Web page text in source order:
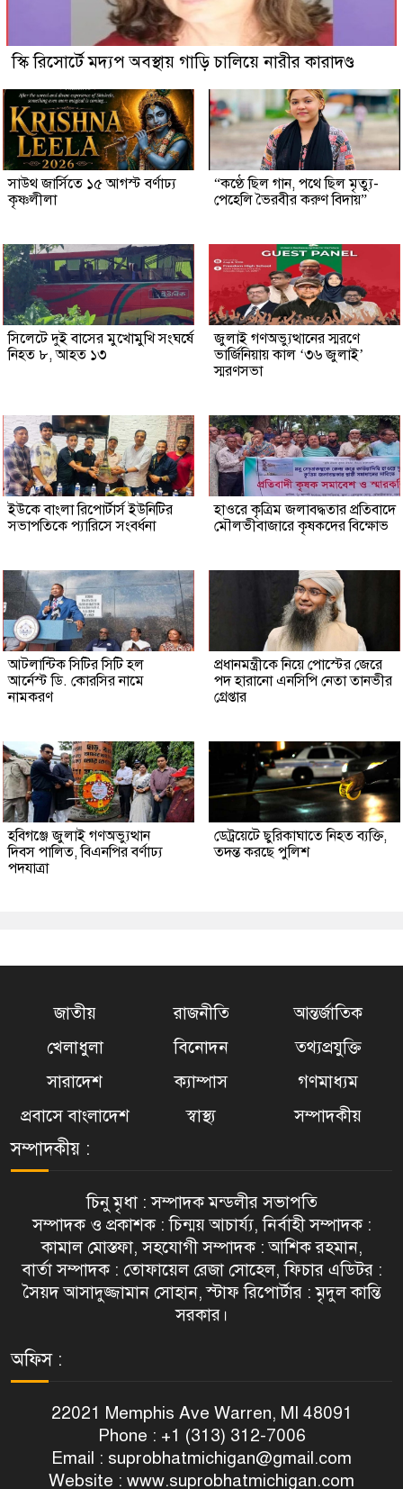
স্কি রিসোর্টে মদ্যপ অবস্থায় গাড়ি চালিয়ে নারীর কারাদণ্ড
সাউথ জার্সিতে ১৫ আগস্ট বর্ণাঢ্য
কৃষ্ণলীলা
“কণ্ঠে ছিল গান, পথে ছিল মৃত্যু-
পেহেলি ভৈরবীর করুণ বিদায়”
সিলেটে দুই বাসের মুখোমুখি সংঘর্ষে
নিহত ৮, আহত ১৩
জুলাই গণঅভ্যুত্থানের স্মরণে
ভার্জিনিয়ায় কাল ‘৩৬ জুলাই’
স্মরণসভা
ইউকে বাংলা রিপোর্টার্স ইউনিটির
সভাপতিকে প্যারিসে সংবর্ধনা
হাওরে কৃত্রিম জলাবদ্ধতার প্রতিবাদে
মৌলভীবাজারে কৃষকদের বিক্ষোভ
আটলান্টিক সিটির সিটি হল
আর্নেস্ট ডি. কোরসির নামে
নামকরণ
প্রধানমন্ত্রীকে নিয়ে পোস্টের জেরে
পদ হারানো এনসিপি নেতা তানভীর
গ্রেপ্তার
হবিগঞ্জে জুলাই গণঅভ্যুত্থান
দিবস পালিত, বিএনপির বর্ণাঢ্য
পদযাত্রা
ডেট্রয়েটে ছুরিকাঘাতে নিহত ব্যক্তি,
তদন্ত করছে পুলিশ
জাতীয় রাজনীতি
আন্তর্জাতিক
খেলাধুলা
বিনোদন
তথ্যপ্রযুক্তি
সারাদেশ
ক্যাম্পাস
গণমাধ্যম
প্রবাসে বাংলাদেশ
স্বাস্থ্য সম্পাদকীয়
সম্পাদকীয় :
চিনু মৃধা : সম্পাদক মন্ডলীর সভাপতি
সম্পাদক ও প্রকাশক : চিন্ময় আচার্য্য, নির্বাহী সম্পাদক :
কামাল মোস্তফা, সহযোগী সম্পাদক : আশিক রহমান,
বার্তা সম্পাদক : তোফায়েল রেজা সোহেল, ফিচার এডিটর :
সৈয়দ আসাদুজ্জামান সোহান, স্টাফ রিপোর্টার : মৃদুল কান্তি
সরকার।
অফিস :
22021 Memphis Ave Warren, MI 48091
Phone : +1 (313) 312-7006
Email : suprobhatmichigan@gmail.com
Website : www.suprobhatmichigan.com